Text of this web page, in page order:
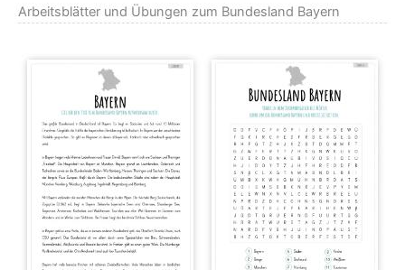
Arbeitsblätter und Übungen zum Bundesland Bayern